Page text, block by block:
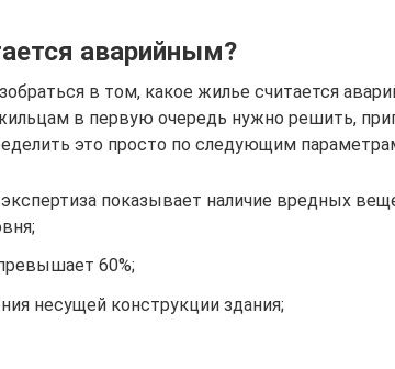
аварийным?
в том, какое жилье считается
в первую очередь нужно решить,
это просто по следующим
экспертиза показывает наличие вредных
60%;
несущей конструкции здания;